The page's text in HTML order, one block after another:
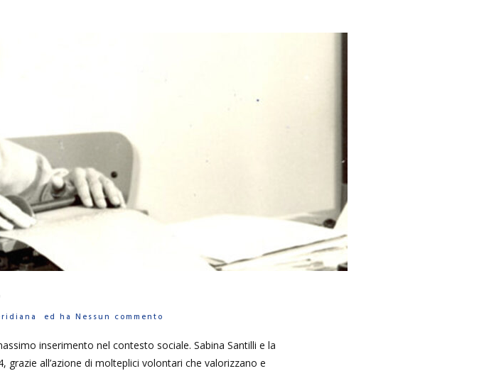
ed ha Nessun commento
inserimento nel contesto sociale. Sabina Santilli e la
grazie all’azione di molteplici volontari che valorizzano e